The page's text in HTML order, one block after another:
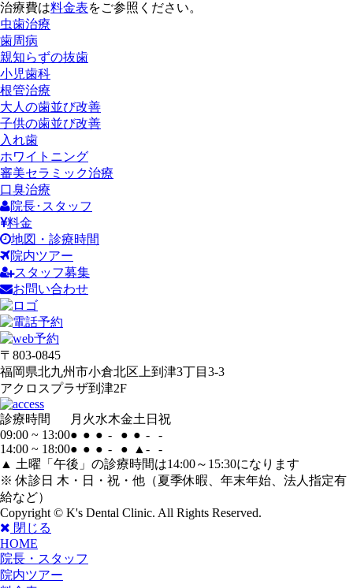
治療費は料金表をご参照ください。
虫歯治療
歯周病
親知らずの抜歯
小児歯科
根管治療
大人の歯並び改善
子供の歯並び改善
入れ歯
ホワイトニング
審美セラミック治療
口臭治療
院長･スタッフ
料金
地図・診療時間
院内ツアー
スタッフ募集
お問い合わせ
〒803-0845
福岡県北九州市小倉北区上到津3丁目3-3
アクロスプラザ到津2F
診療時間 月 火水木金土 日 祝
09:00 ~ 13:00● ● ● - ● ● -
-
14:00 ~ 18:00● ● ● - ● ▲ -
-
▲ 土曜「午後」の診療時間は14:00～15:30になります
※ 休診日 木・日・祝・他（夏季休暇、年末年始、法人指定有
給など）
Copyright © K's Dental Clinic. All Rights Reserved.
閉じる
HOME
院長・スタッフ
院内ツアー